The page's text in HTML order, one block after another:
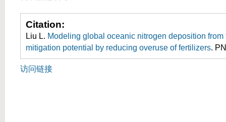
Citation:
Liu L. Modeling global oceanic nitrogen deposition from
mitigation potential by reducing overuse of fertilizers.
访问链接